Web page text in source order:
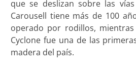
que se deslizan sobre las
Carousell tiene más de 100
operado por rodillos,
Cyclone fue una de las
madera del país.